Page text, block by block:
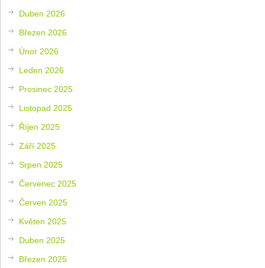
Duben 2026
Březen 2026
Únor 2026
Leden 2026
Prosinec 2025
Listopad 2025
Říjen 2025
Září 2025
Srpen 2025
Červenec 2025
Červen 2025
Květen 2025
Duben 2025
Březen 2025